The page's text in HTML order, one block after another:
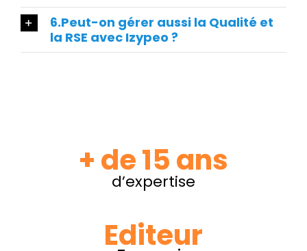
6.Peut-on gérer aussi la Qualité et
la RSE avec Izypeo ?
+ de 15 ans
d’expertise
Editeur